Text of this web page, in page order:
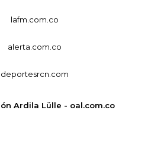
lafm.com.co
alerta.com.co
deportesrcn.com
Ardila Lülle - oal.com.co